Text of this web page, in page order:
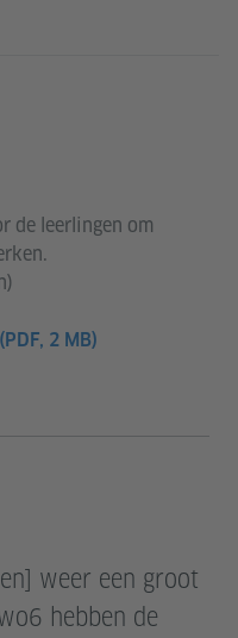
de leerlingen om
(PDF, 2 MB)
weer een groot
hebben de